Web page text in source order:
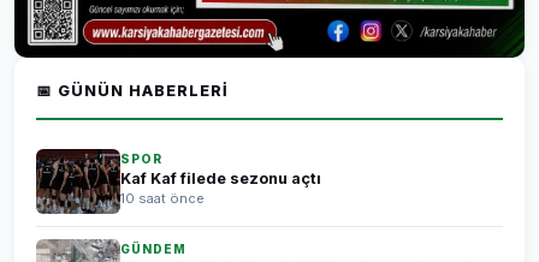
📅 GÜNÜN HABERLERI
SPOR
Kaf Kaf filede sezonu açtı
10 saat önce
GÜNDEM